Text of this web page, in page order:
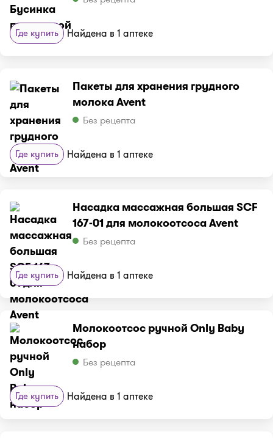
Где купить Найдена в 1 аптеке
Пакеты для хранения грудного
молока Avent
Без рецепта
Где купить Найдена в 1 аптеке
Насадка массажная большая SCF
167-01 для молокоотсоса Avent
Без рецепта
Где купить Найдена в 1 аптеке
Молокоотсос ручной Only Baby
набор
Без рецепта
Где купить Найдена в 1 аптеке